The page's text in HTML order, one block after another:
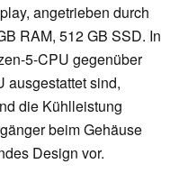
angetrieben durch
RAM, 512 GB SSD. In
5-CPU gegenüber
ausgestattet sind,
die Kühlleistung
beim Gehäuse
Design vor.